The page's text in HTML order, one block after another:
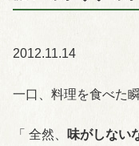
2012.11.14
一口、料理を食べた瞬
「 全然、 味がしない